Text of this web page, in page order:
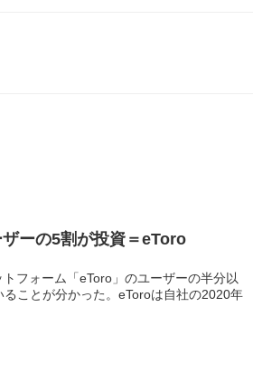
ーの5割が投資＝eToro
フォーム「eToro」のユーザーの半分以
ことが分かった。eToroは自社の2020年